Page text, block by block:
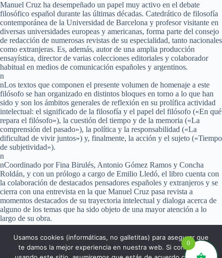
Manuel Cruz ha desempeñado un papel muy activo en el debate
filosófico español durante las últimas décadas. Catedrático de filosofía
contemporánea de la Universidad de Barcelona y profesor visitante en
diversas universidades europeas y americanas, forma parte del consejo
de redacción de numerosas revistas de su especialidad, tanto nacionales
como extranjeras. Es, además, autor de una amplia producción
ensayística, director de varias colecciones editoriales y colaborador
habitual en medios de comunicación españoles y argentinos.
n
nLos textos que componen el presente volumen de homenaje a este
filósofo se han organizado en distintos bloques en torno a lo que han
sido y son los ámbitos generales de reflexión en su prolífica actividad
intelectual: el significado de la filosofía y el papel del filósofo («En qué
repara el filósofo»), la cuestión del tiempo y de la memoria («La
comprensión del pasado»), la política y la responsabilidad («La
dificultad de vivir juntos») y, finalmente, la acción y el sujeto («Tiempo
de subjetividad»).
n
nCoordinado por Fina Birulés, Antonio Gómez Ramos y Concha
Roldán, y con un prólogo a cargo de Emilio Lledó, el libro cuenta con
la colaboración de destacados pensadores españoles y extranjeros y se
cierra con una entrevista en la que Manuel Cruz pasa revista a
momentos destacados de su trayectoria intelectual y dialoga acerca de
alguno de los temas que ha sido objeto de una mayor atención a lo
largo de su obra.
0
Usamos cookies (informáticas, no galletitas) para asegurar que
te damos la mejor experiencia en nuestra web. Si continúas